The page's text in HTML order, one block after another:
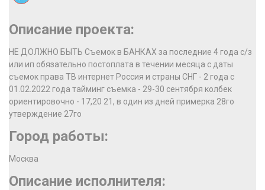
Описание проекта:
НЕ ДОЛЖНО БЫТЬ Съемок в БАНКАХ за последние 4 года с/з
или ип обязательно постоплата в течении месяца с даты
съемок права ТВ интернет Россия и страны СНГ - 2 года с
01.02.2022 года тайминг съемка - 29-30 сентября колбек
ориентировочно - 17,20 21, в один из дней примерка 28го
утверждение 27го
Город работы:
Москва
Описание исполнителя: